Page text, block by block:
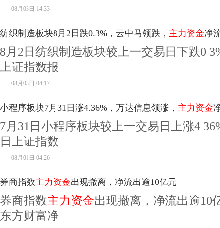
08月03日 14:33
纺织制造板块8月2日跌0.3%，云中马领跌， 主力资金净
8月2日纺织制造板块较上一交易日下跌0
上证指数报
08月03日 04:17
小程序板块7月31日涨4.36%，万达信息领涨， 主力资金
7月31日小程序板块较上一交易日上涨4
日上证指数
08月01日 04:26
券商指数主力资金出现撤离，净流出逾10亿元
券商指数主力资金出现撤离，净流出逾10
东方财富净